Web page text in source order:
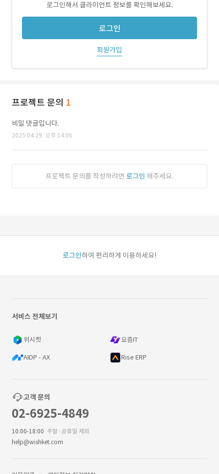
로그인해서 클라이언트 정보를 확인해보세요.
로그인
회원가입
프로젝트 문의 1
비밀 댓글입니다.
2025.04.29. 오후 14:06
프로젝트 문의를 작성하려면 로그인 해주세요.
로그인하여 편리하게 이용하세요!
서비스 전체보기
위시켓 요즘IT
AIDP - AX Rise ERP
고객 문의
02-6925-4849
10:00-18:00 주말·공휴일 제외
help@wishket.com